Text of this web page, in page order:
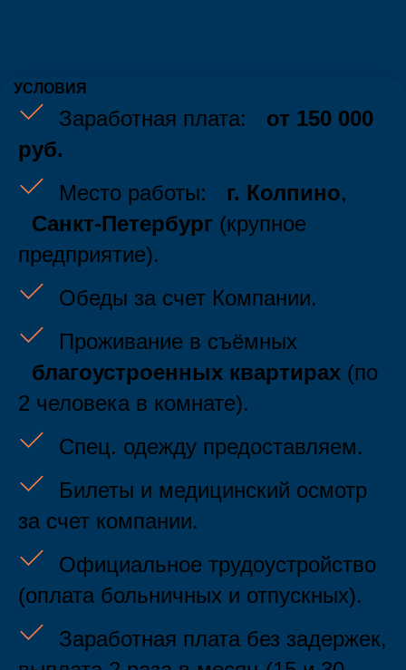
УСЛОВИЯ
Заработная плата:
от 150 000
руб.
Место работы:
г. Колпино,
Санкт-Петербург (крупное
предприятие).
Обеды за счет Компании.
Проживание в съёмных
благоустроенных квартирах (по
2 человека в комнате).
Спец. одежду предоставляем.
Билеты и медицинский осмотр
за счет компании.
Официальное трудоустройство
(оплата больничных и отпускных).
Заработная плата без задержек,
Откликнуться на
вакансию